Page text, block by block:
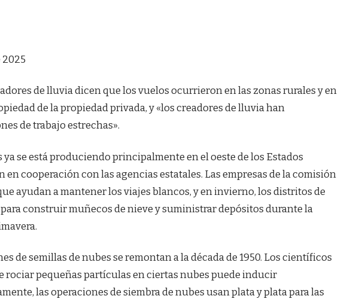
2025
de lluvia dicen que los vuelos ocurrieron en las zonas rurales y en
de la propiedad privada, y «los creadores de lluvia han
de trabajo estrechas».
ya se está produciendo principalmente en el oeste de los Estados
en cooperación con las agencias estatales. Las empresas de la comisión
ayudan a mantener los viajes blancos, y en invierno, los distritos de
construir muñecos de nieve y suministrar depósitos durante la
de semillas de nubes se remontan a la década de 1950. Los científicos
rociar pequeñas partículas en ciertas nubes puede inducir
las operaciones de siembra de nubes usan plata y plata para las